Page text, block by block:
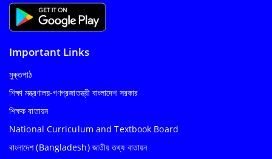
Important Links
মুক্তপাঠ
শিক্ষা মন্ত্রণালয়-গণপ্রজাতন্ত্রী বাংলাদেশ সরকার
শিক্ষক বাতায়ন
National Curriculum and Textbook Board
বাংলাদেশ (Bangladesh) জাতীয় তথ্য বাতায়ন